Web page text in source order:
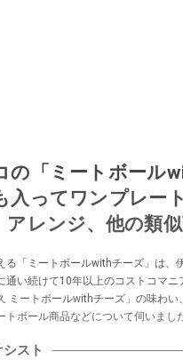
の「ミートボール
入ってワンプレー
アレンジ、他の類
る「ミートボールwithチーズ」は、
通い続けて10年以上のコストコマニ
ミートボールwithチーズ」の味わ
トボール商品などについて伺いまし
スト